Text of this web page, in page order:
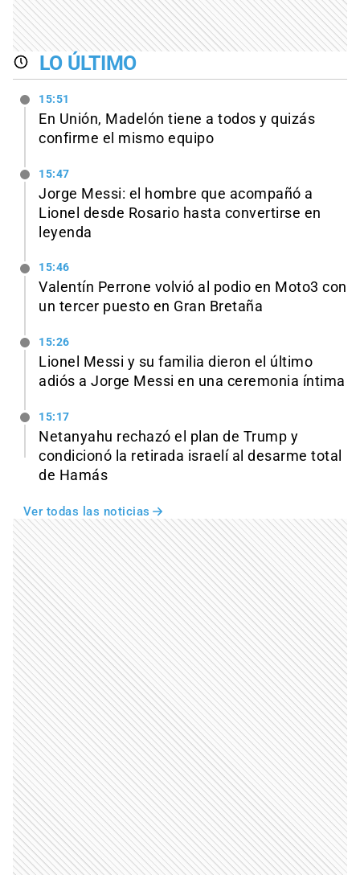
LO ÚLTIMO
15:51
En Unión, Madelón tiene a todos y quizás
confirme el mismo equipo
15:47
Jorge Messi: el hombre que acompañó a
Lionel desde Rosario hasta convertirse en
leyenda
15:46
Valentín Perrone volvió al podio en Moto3 con
un tercer puesto en Gran Bretaña
15:26
Lionel Messi y su familia dieron el último
adiós a Jorge Messi en una ceremonia íntima
15:17
Netanyahu rechazó el plan de Trump y
condicionó la retirada israelí al desarme total
de Hamás
Ver todas las noticias